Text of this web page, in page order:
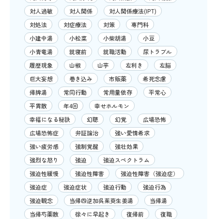
対人過敏
対人関係
対人関係療法(IPT)
対処法
対症療法 対策
専門科
小建中湯
小松菜 小柴胡湯
小豆
小青竜湯
就寝前 就職活動
尿トラブル
履歴現象
山椒 山芋 左利き
左脳
巨大妄想
巻き込み 市販薬
希死念慮
帰脾湯
常同行動 常用量依存
平常心
平胃散
年4回
幸せホルモン
幸福になる秘訣
幻聴 幻覚
広場恐怖
広場恐怖症
弁証論治
強い愛情希求
強い疲労感
強制覚醒
強壮効果
強烈な怒り
強迫
強迫スペクトラム
強迫性緩慢
強迫性障害
強迫性障害（強迫症）
強迫症
強迫症状 強迫行動
強迫行為
強迫観念
当帰四逆加呉茱萸生姜湯
当帰湯
当帰芍薬散
徐々に早起き 復帰前
復職